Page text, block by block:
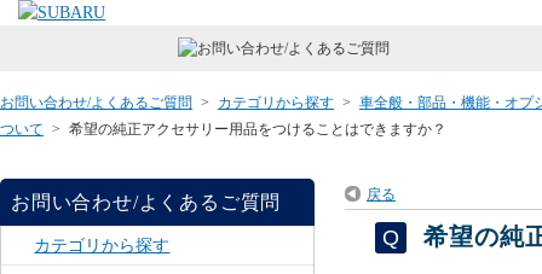
お問い合わせ/よくあるご質問 > カテゴリから探す > 車全般・部品・機能・オプ
ついて > 希望の純正アクセサリー用品をつけることはできますか？
お問い合わせ/よくあるご質問
カテゴリから探す
戻る
希望の純